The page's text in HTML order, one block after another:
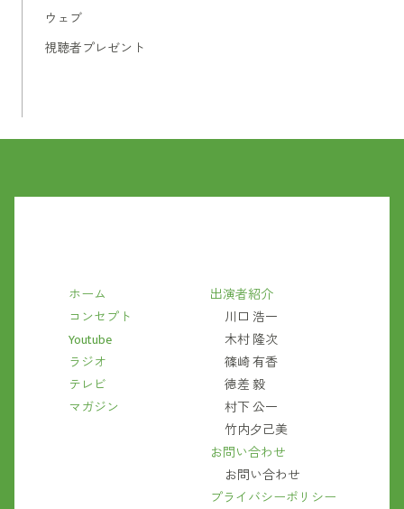
ウェブ
視聴者プレゼント
ホーム
コンセプト
Youtube
ラジオ
テレビ
マガジン
出演者紹介
川口 浩一
木村 隆次
篠崎 有香
徳差 毅
村下 公一
竹内夕己美
お問い合わせ
お問い合わせ
プライバシーポリシー